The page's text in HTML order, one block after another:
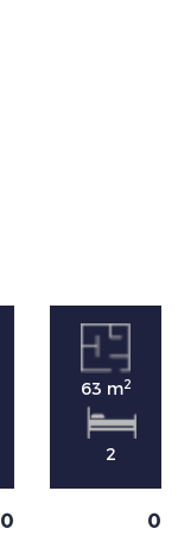
0
63 m2
2
0